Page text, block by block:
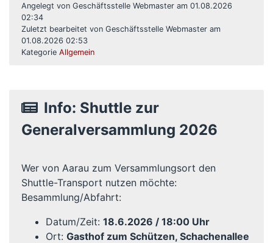
Angelegt von Geschäftsstelle Webmaster am 01.08.2026
02:34
Zuletzt bearbeitet von Geschäftsstelle Webmaster am
01.08.2026 02:53
Kategorie Allgemein
Info: Shuttle zur
Generalversammlung 2026
Wer von Aarau zum Versammlungsort den
Shuttle-Transport nutzen möchte:
Besammlung/Abfahrt:
Datum/Zeit: 18.6.2026 / 18:00 Uhr
Ort: Gasthof zum Schützen, Schachenallee